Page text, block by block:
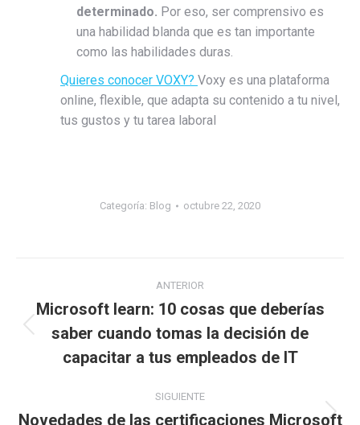
determinado. Por eso, ser comprensivo es
una habilidad blanda que es tan importante
como las habilidades duras.
Quieres conocer VOXY? Voxy es una plataforma
online, flexible, que adapta su contenido a tu nivel,
tus gustos y tu tarea laboral
Categoría: Blog octubre 22, 2020
ANTERIOR
Microsoft learn: 10 cosas que deberías
saber cuando tomas la decisión de
capacitar a tus empleados de IT
SIGUIENTE
Novedades de las certificaciones Microsoft